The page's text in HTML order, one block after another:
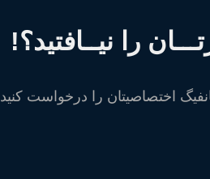
را نیــافتید؟!
اختصاصیتان را درخواست کنید